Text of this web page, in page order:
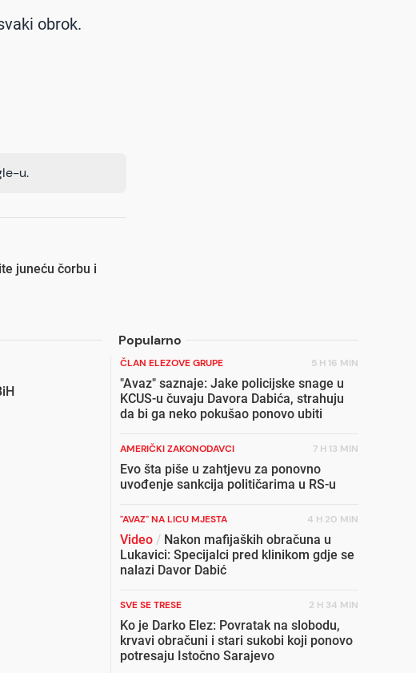
obrok.
u.
juneću čorbu i
Popularno
ČLAN ELEZOVE GRUPE 5 H 16 MIN
"Avaz" saznaje: Jake policijske snage u
KCUS-u čuvaju Davora Dabića, strahuju
da bi ga neko pokušao ponovo ubiti
AMERIČKI ZAKONODAVCI 7 H 13 MIN
Evo šta piše u zahtjevu za ponovno
uvođenje sankcija političarima u RS-u
"AVAZ" NA LICU MJESTA 4 H 20 MIN
Video / Nakon mafijaških obračuna u
Lukavici: Specijalci pred klinikom gdje se
nalazi Davor Dabić
SVE SE TRESE 2 H 34 MIN
Ko je Darko Elez: Povratak na slobodu,
krvavi obračuni i stari sukobi koji ponovo
potresaju Istočno Sarajevo